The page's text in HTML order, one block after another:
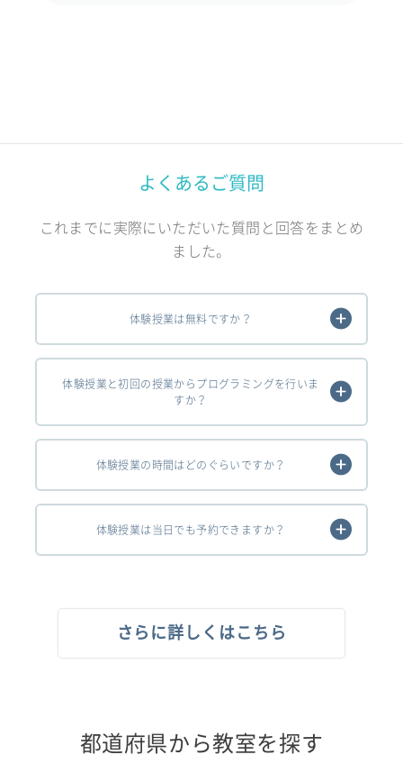
よくあるご質問
これまでに実際にいただいた質問と回答をまとめ
ました。
体験授業は無料ですか？
体験授業と初回の授業からプログラミングを行いま
すか？
体験授業の時間はどのぐらいですか？
体験授業は当日でも予約できますか？
さらに詳しくはこちら
都道府県から教室を探す